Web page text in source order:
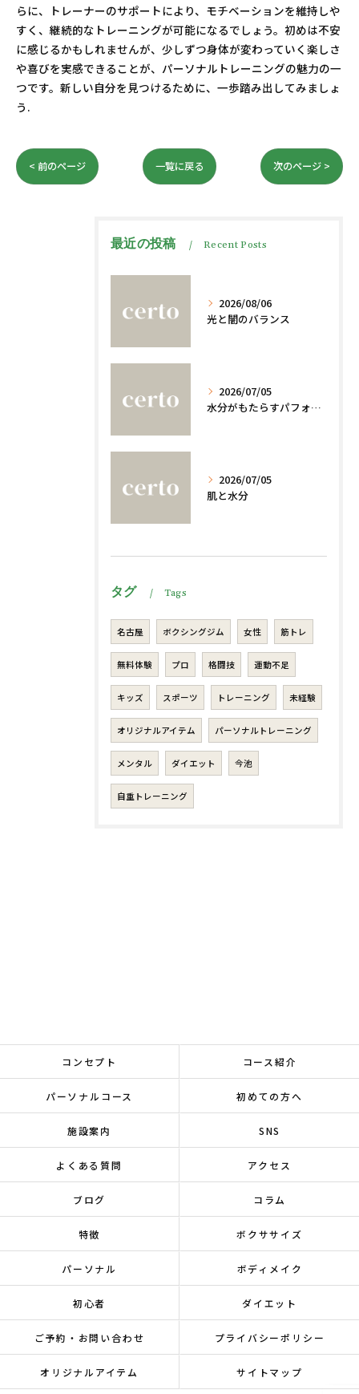
らに、トレーナーのサポートにより、モチベーションを維持しや
すく、継続的なトレーニングが可能になるでしょう。初めは不安
に感じるかもしれませんが、少しずつ身体が変わっていく楽しさ
や喜びを実感できることが、パーソナルトレーニングの魅力の一
つです。新しい自分を見つけるために、一歩踏み出してみましょ
う.
< 前のページ 一覧に戻る 次のページ >
最近の投稿 Recent Posts
2026/08/06
光と闇のバランス
2026/07/05
水分がもたらすパフォーマンスへの影響
2026/07/05
肌と水分
タグ Tags
名古屋 ボクシングジム 女性 筋トレ
無料体験 プロ 格闘技 運動不足
キッズ スポーツ トレーニング 未経験
オリジナルアイテム パーソナルトレーニング
メンタル ダイエット 今池
自重トレーニング
コンセプト コース紹介
パーソナルコース 初めての方へ
施設案内 SNS
よくある質問 アクセス
ブログ コラム
特徴 ボクササイズ
パーソナル ボディメイク
初心者 ダイエット
ご予約・お問い合わせ プライバシーポリシー
オリジナルアイテム サイトマップ